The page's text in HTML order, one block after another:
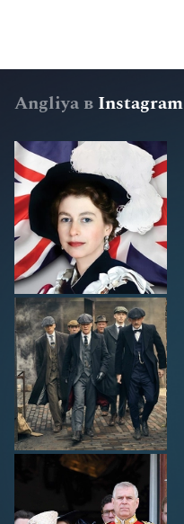
Angliya в Instagram